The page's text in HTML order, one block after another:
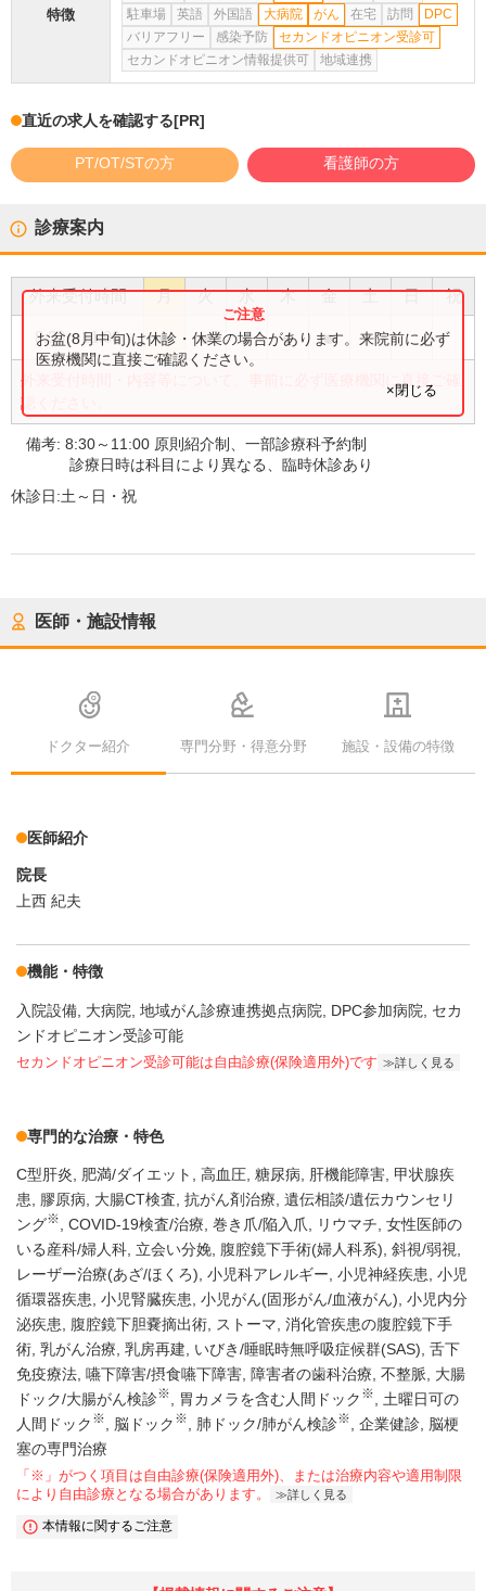
特徴
駐車場
英語 外国語 大病院 がん 在宅 訪問
DPC
バリアフリー
感染予防
セカンドオピニオン受診可
セカンドオピニオン情報提供可
地域連携
直近の求人を確認する[PR]
PT/OT/STの方 看護師の方
診療案内
外来受付時間 月 火 水 木 金 土 日 祝
8:30〜 11:00 ● ● ● ● ●
外来受付時間・内容等について、事前に必ず医療機関に直接ご確
認ください。
お盆(8月中旬)は休診・休業の場合があります。来院前に必ず
医療機関に直接ご確認ください。
×閉じる
備考:8:30～11:00 原則紹介制、一部診療科予約制
診療日時は科目により異なる、臨時休診あり
休診日:土～日・祝
医師・施設情報
ドクター紹介 専門分野・得意分野 施設・設備の特徴
医師紹介
院長
上西 紀夫
機能・特徴
入院設備 大病院 地域がん診療連携拠点病院 DPC参加病院
セカ
ンドオピニオン受診可能
セカンドオピニオン受診可能は自由診療(保険適用外)です 詳しく見る
専門的な治療・特色
C型肝炎 肥満/ダイエット 高血圧 糖尿病 肝機能障害 甲状腺疾
患
膠原病 大腸CT検査 抗がん剤治療 遺伝相談/遺伝カウンセリ
ング※ COVID-19検査/治療 巻き爪/陥入爪 リウマチ 女性医師の
いる産科/婦人科 立会い分娩 腹腔鏡下手術(婦人科系) 斜視/弱視
レーザー治療(あざ/ほくろ) 小児科アレルギー 小児神経疾患 小児
循環器疾患 小児腎臓疾患 小児がん(固形がん/血液がん) 小児内分
泌疾患
腹腔鏡下胆嚢摘出術 ストーマ 消化管疾患の腹腔鏡下手
術 乳がん治療 乳房再建 いびき/睡眠時無呼吸症候群(SAS) 舌下
免疫療法 嚥下障害/摂食嚥下障害 障害者の歯科治療 不整脈
大腸
ドック/大腸がん検診※ 胃カメラを含む人間ドック ※
土曜日可の
人間ドック ※ 脳ドック ※ 肺ドック/肺がん検診※ 企業健診 脳梗
塞の専門治療
「※」がつく項目は自由診療(保険適用外)、または治療内容や適用制限
により自由診療となる場合があります。
詳しく見る
本情報に関するご注意